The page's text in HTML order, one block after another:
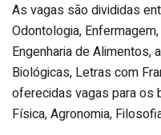
As vagas são divididas
Odontologia,
Engenharia de Alimentos,
Biológicas, Letras com
oferecidas vagas para os
Física, Agronomia,